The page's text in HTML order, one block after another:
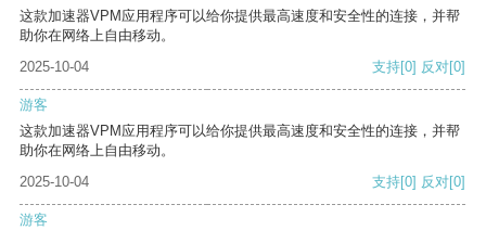
这款加速器VPM应用程序可以给你提供最高速度和安全性的连接，并帮
助你在网络上自由移动。
2025-10-04
支持[0] 反对[0]
游客
这款加速器VPM应用程序可以给你提供最高速度和安全性的连接，并帮
助你在网络上自由移动。
2025-10-04
支持[0] 反对[0]
游客